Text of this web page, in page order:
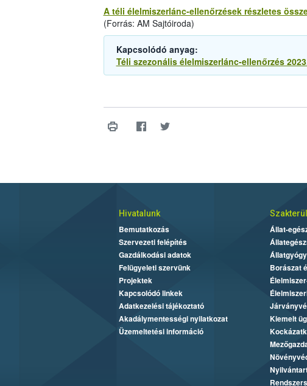
A téli élelmiszerlánc-ellenőrzések részletes
(Forrás: AM Sajtóiroda)
Kapcsolódó anyag:
Téli szezonális élelmiszerlánc-ellenőrzés
Hivatalunk
Bemutatkozás
Szervezeti felépítés
Gazdálkodási adatok
Felügyeleti szervünk
Projektek
Kapcsolódó linkek
Adatkezelési tájékoztató
Akadálymentességi nyilatkozat
Üzemeltetési információ
Állat-
Borászat
Kiemelt